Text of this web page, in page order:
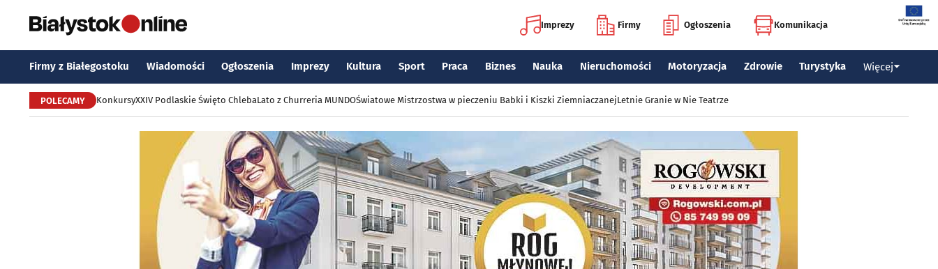
Imprezy Firmy Ogłoszenia Komunikacja
Firmy z Białegostoku Wiadomości Ogłoszenia Imprezy Kultura Sport Praca Biznes Nauka Nieruchomości Motoryzacja Zdrowie Turystyka Więcej
POLECAMY KonkursyXXIV Podlaskie Święto ChlebaLato z Churreria MUNDOŚwiatowe Mistrzostwa w pieczeniu Babki i Kiszki ZiemniaczanejLetnie Granie w Nie Teatrze